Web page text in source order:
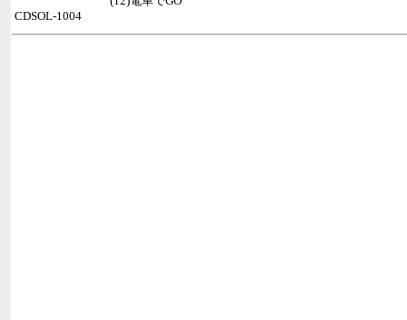
CDSOL-1004